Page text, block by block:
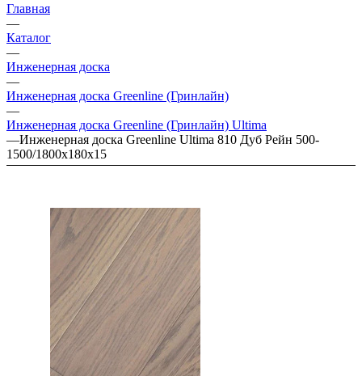
Главная
—
Каталог
—
Инженерная доска
—
Инженерная доска Greenline (Гринлайн)
—
Инженерная доска Greenline (Гринлайн) Ultima
—Инженерная доска Greenline Ultima 810 Дуб Рейн 500-
1500/1800х180х15